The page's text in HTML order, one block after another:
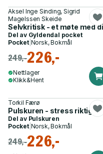
Aksel Inge Sinding, Sigrid
Magelssen Skeide
Selvkritisk - et møte med
Del av Gyldendal pocket
Pocket| Norsk, Bokmål
249,-226,-
Nettlager
Klikk&Hent
Torkil Færø
Pulskuren - stress riktig,
Del av Pulskuren
Pocket| Norsk, Bokmål
249,-226,-